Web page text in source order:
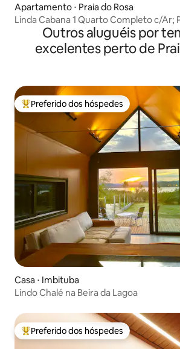
Apartamento ⋅ Praia do Rosa
Linda Cabana 1 Quarto Completo c/Ar;
Outros aluguéis por
excelentes perto de
Entre os melhores preferidos dos
Preferido dos hóspedes
Casa ⋅ Imbituba
Lindo Chalé na Beira da Lagoa
Entre os melhores preferidos dos
Preferido dos hóspedes